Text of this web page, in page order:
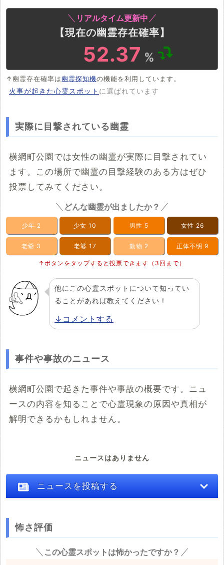
リアルタイム更新中
【現在の幽霊存在確率】
52.37 %
↑幽霊存在確率は幽霊探知機の機能を利用しています。
火事が起きた心霊スポット に選ばれています
実際に目撃されている幽霊
横網町公園では女性の幽霊が実際に目撃されてい
ます。この場所で幽霊の目撃経験のある方はぜひ
投票してみてください。
どんな幽霊が出ましたか？
少年 2 少女 10 男性 5 女性 26
老爺 3 老婆 17 動物 2 正体不明 9
↑ボタンをタップすると投票できます（3回まで）
他にこの心霊スポットについて知ってい
ることがあれば教えてください！
↓コメントする
事件や事故のニュース
横網町公園で起きた事件や事故の概要です。ニュ
ースの内容を知ることで心霊現象の原因や真相が
解明できるかもしれません。
ニュースはありません
ニュースを投稿する
※心霊体験談や怖い話はコメント欄での投稿をお願いします。
怖さ評価
この心霊スポットは怖かったですか？